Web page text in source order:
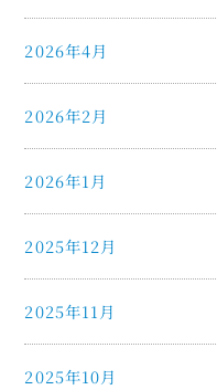
2026年4月
2026年2月
2026年1月
2025年12月
2025年11月
2025年10月